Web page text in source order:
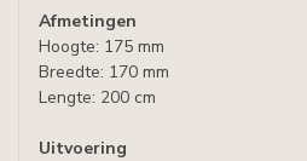
Afmetingen
Hoogte: 175 mm
Breedte: 170 mm
Lengte: 200 cm
Uitvoering